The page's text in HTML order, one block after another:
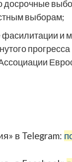
досрочные
выборам;
и
в Telegram: